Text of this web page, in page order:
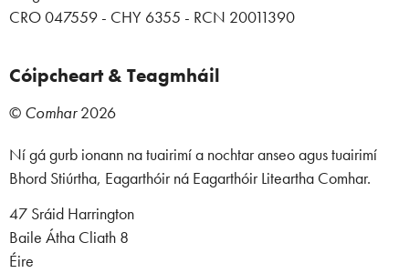
CRO 047559 - CHY 6355 - RCN 20011390
Cóipcheart & Teagmháil
© Comhar2026
Ní gá gurb ionann na tuairimí a nochtar anseo agus tuairimí
Bhord Stiúrtha, Eagarthóir ná Eagarthóir Liteartha Comhar.
47 Sráid Harrington
Baile Átha Cliath 8
Éire